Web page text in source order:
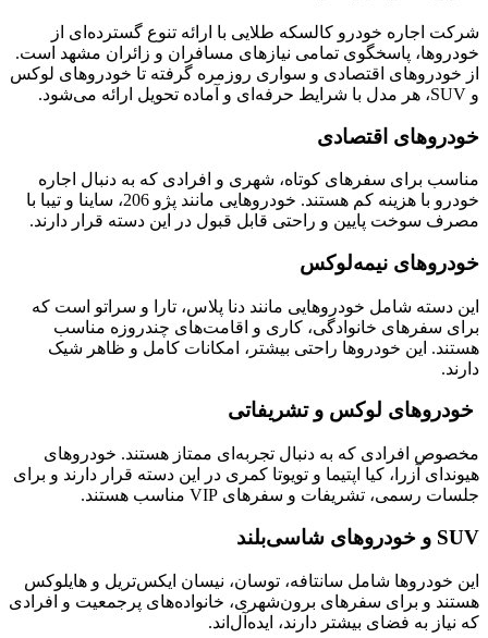
شرکت اجاره خودرو کالسکه طلایی با ارائه تنوع گسترده‌ای از
خودروها، پاسخگوی تمامی نیازهای مسافران و زائران مشهد است.
از خودروهای اقتصادی و سواری روزمره گرفته تا خودروهای لوکس
و SUV، هر مدل با شرایط حرفه‌ای و آماده تحویل ارائه می‌شود.
خودروهای اقتصادی
مناسب برای سفرهای کوتاه، شهری و افرادی که به دنبال اجاره
خودرو با هزینه کم هستند. خودروهایی مانند پژو 206، ساینا و تیبا با
مصرف سوخت پایین و راحتی قابل قبول در این دسته قرار دارند.
خودروهای نیمه‌لوکس
این دسته شامل خودروهایی مانند دنا پلاس، تارا و سراتو است که
برای سفرهای خانوادگی، کاری و اقامت‌های چندروزه مناسب
هستند. این خودروها راحتی بیشتر، امکانات کامل و ظاهر شیک
دارند.
خودروهای لوکس و تشریفاتی
مخصوص افرادی که به دنبال تجربه‌ای ممتاز هستند. خودروهای
هیوندای آزرا، کیا اپتیما و تویوتا کمری در این دسته قرار دارند و برای
جلسات رسمی، تشریفات و سفرهای VIP مناسب هستند.
SUV و خودروهای شاسی‌بلند
این خودروها شامل سانتافه، توسان، نیسان ایکس‌تریل و هایلوکس
هستند و برای سفرهای برون‌شهری، خانواده‌های پرجمعیت و افرادی
که نیاز به فضای بیشتر دارند، ایده‌آل‌اند.